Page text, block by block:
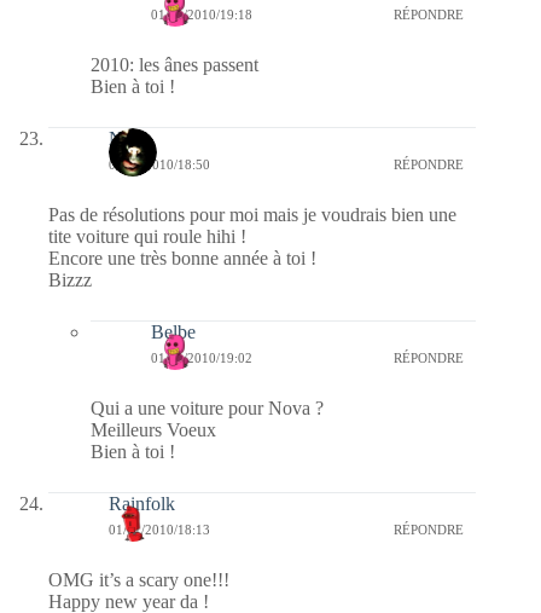
01/01/2010/19:18 RÉPONDRE
2010: les ânes passent
Bien à toi !
Nova
01/01/2010/18:50 RÉPONDRE
Pas de résolutions pour moi mais je voudrais bien une
tite voiture qui roule hihi !
Encore une très bonne année à toi !
Bizzz
Belbe
01/01/2010/19:02 RÉPONDRE
Qui a une voiture pour Nova ?
Meilleurs Voeux
Bien à toi !
Rainfolk
01/01/2010/18:13 RÉPONDRE
OMG it’s a scary one!!!
Happy new year da !